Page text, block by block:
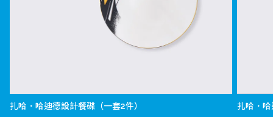
扎哈．哈迪德設計餐碟（一套2件） 扎哈．